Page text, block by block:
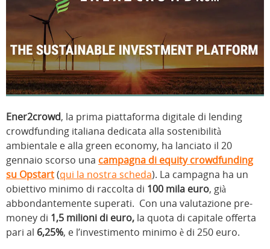
Ener2crowd, la prima piattaforma digitale di lending
crowdfunding italiana dedicata alla sostenibilità
ambientale e alla green economy, ha lanciato il 20
gennaio scorso una campagna di equity crowdfunding
su Opstart(qui la nostra scheda). La campagna ha un
obiettivo minimo di raccolta di 100 mila euro, già
abbondantemente superati. Con una valutazione pre-
money di 1,5 milioni di euro, la quota di capitale offerta
pari al 6,25%, e l’investimento minimo è di 250 euro.